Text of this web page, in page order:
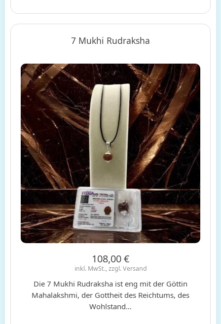
7 Mukhi Rudraksha
108,00 €
inkl. MwSt., zzgl. Versand
Die 7 Mukhi Rudraksha ist eng mit der Göttin
Mahalakshmi, der Gottheit des Reichtums, des
Wohlstand…